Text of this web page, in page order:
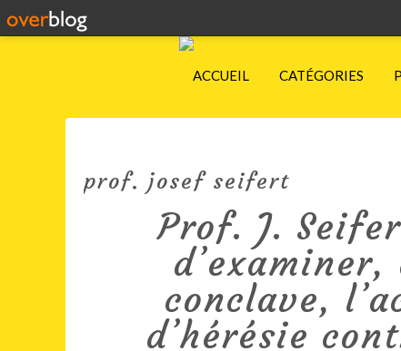
ACCUEIL CATÉGORIES
prof. josef seifert
Prof. J.
conclave,
d’hérésie